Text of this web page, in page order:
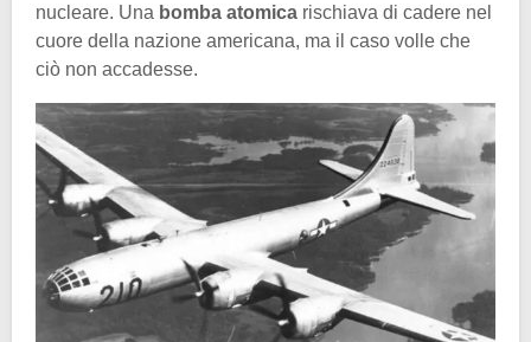
nucleare. Una bomba atomica rischiava di cadere nel
cuore della nazione americana, ma il caso volle che
ciò non accadesse.